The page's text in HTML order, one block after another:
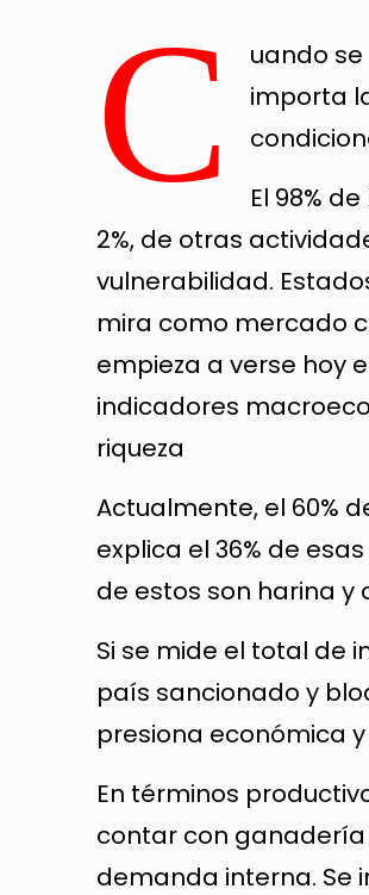
C
uando
importa
El 98%
2%, de otras
vulnerabilidad.
mira como mercado
empieza a verse hoy
indicadores
riqueza
Actualmente, el 60%
explica el 36% de
de estos son harina y
Si se mide el total de
país sancionado y
presiona económica
En términos
contar con ganadería
demanda interna. Se